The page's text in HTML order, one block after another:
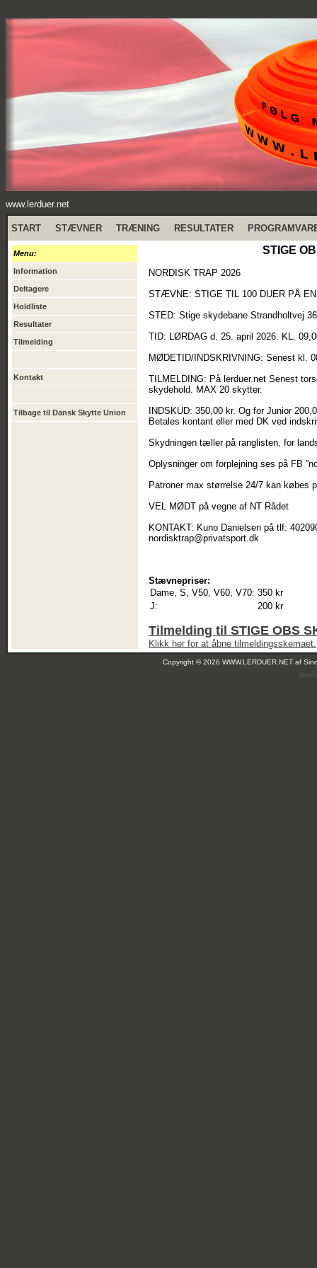
www.lerduer.net
START STÆVNER TRÆNING RESULTATER
Menu:
Information
Deltagere
Holdliste
Resultater
Tilmelding
Kontakt
Tilbage til Dansk Skytte Union
STIGE
NORDISK TRAP 2026
STÆVNE: STIGE TIL 100 DUER PÅ
STED: Stige skydebane Strandholtvej
TID: LØRDAG d. 25. april 2026. KL.
MØDETID/INDSKRIVNING: Senest kl.
TILMELDING: På lerduer.net Senest
skydehold. MAX 20 skytter.
INDSKUD: 350,00 kr. Og for Junior
Betales kontant eller med DK ved
Skydningen tæller på ranglisten, for
Oplysninger om forplejning ses på FB
Patroner max størrelse 24/7 kan købes
VEL MØDT på vegne af NT Rådet
KONTAKT: Kuno Danielsen på tlf:
nordisktrap@privatsport.dk
Stævnepriser:
Dame, S, V50, V60, V70: 350 kr
J:
200 kr
Tilmelding til STIGE OBS
Klikk her for at åbne tilmeldingsskemaet.
Copyright © 2026 WWW.LERDUER.NET af